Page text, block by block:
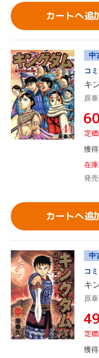
カートへ追
中
コ
キ
原泰
定
獲
在庫
発
カートへ追
中
コ
キ
原泰
定
獲